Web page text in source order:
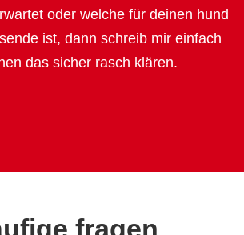
oder welche für deinen hund
ist, dann schreib mir einfach
das sicher rasch klären.
fragen